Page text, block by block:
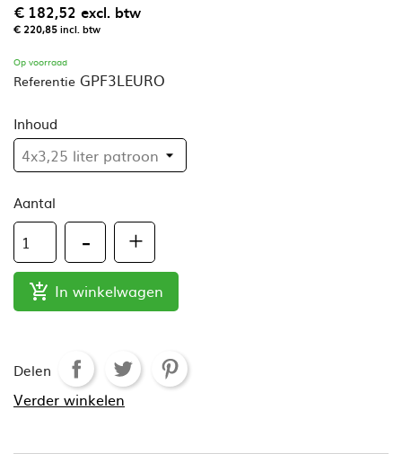
€ 182,52 excl. btw
€ 220,85incl. btw
Op voorraad
Referentie GPF3LEURO
Inhoud
Aantal
 In winkelwagen
Delen
Verder winkelen